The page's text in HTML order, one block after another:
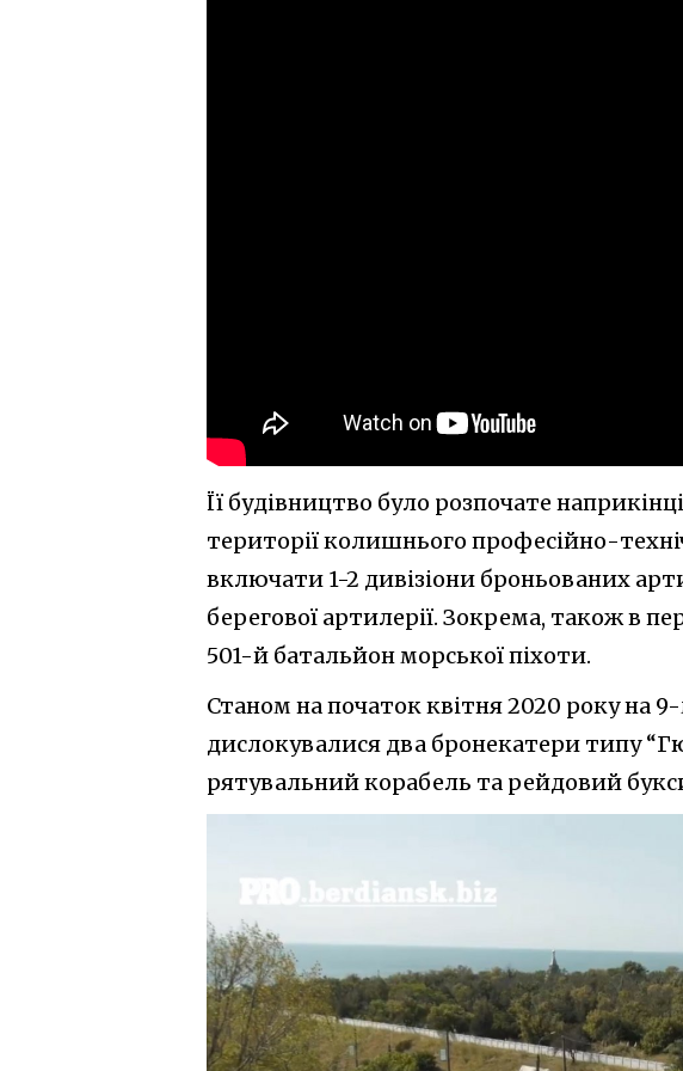
Її будівництво було розпочате
території колишнього професійно-
включати 1-2 дивізіони броньованих
берегової артилерії. Зокрема, також в
501-й батальйон морської піхоти.
Станом на початок квітня 2020 року на
дислокувалися два бронекатери типу
рятувальний корабель та рейдовий